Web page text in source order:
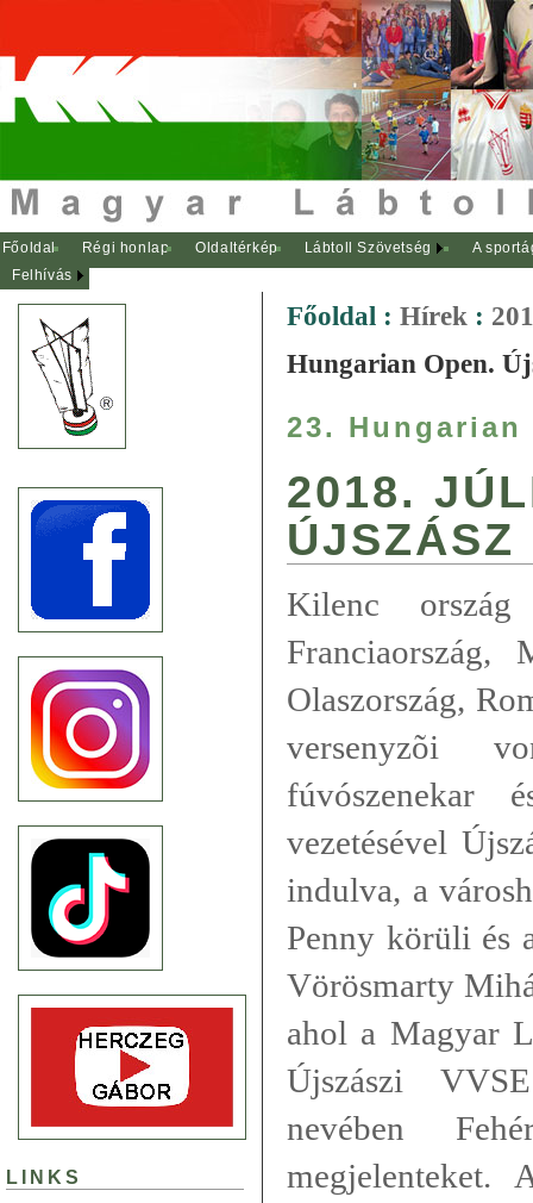
Főoldal Régi honlap Oldaltérkép Lábtoll Szövetség
A
Felhívás
LINKS
Főoldal : Hírek :
Hungarian Open.
23. Hungarian
2018.
ÚJSZÁSZ
Kilenc
Franciaország,
Olaszország,
versenyzõi
fúvószenekar
vezetésével
indulva, a
Penny körüli és
Vörösmarty
ahol a Magyar
Újszászi
nevében